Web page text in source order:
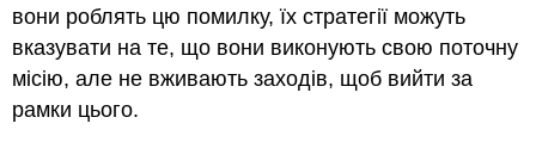
вони роблять цю помилку, їх стратегії можуть
вказувати на те, що вони виконують свою поточну
місію, але не вживають заходів, щоб вийти за
рамки цього.